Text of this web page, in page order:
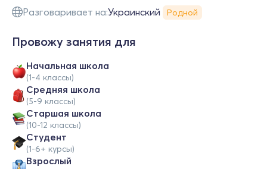
Разговаривает на:Украинский Родной
Провожу занятия для
Начальная школа
(1-4 классы)
Средняя школа
(5-9 классы)
Cтаршая школа
(10-12 классы)
Студент
(1-6+ курсы)
Взрослый